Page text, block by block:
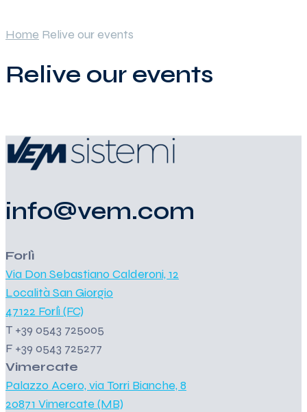
Home Relive our events
Relive our events
info@vem.com
Forlì
Via Don Sebastiano Calderoni, 12
Località San Giorgio
47122 Forlì (FC)
T +39 0543 725005
F +39 0543 725277
Vimercate
Palazzo Acero, via Torri Bianche, 8
20871 Vimercate (MB)